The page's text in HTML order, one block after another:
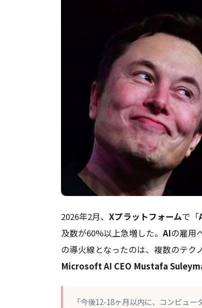
2026年2月、 Xプラットフォームで「
及数が60%以上急増した。AIの雇用
の導火線となったのは、複数のテク
Microsoft AI CEO Mustafa
「今後12-18ヶ月以内に、コンピュ